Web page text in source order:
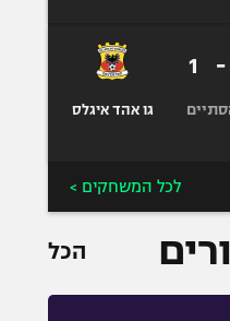
-
1
גו אהד איגלס
לכל המשחקים >
הכל